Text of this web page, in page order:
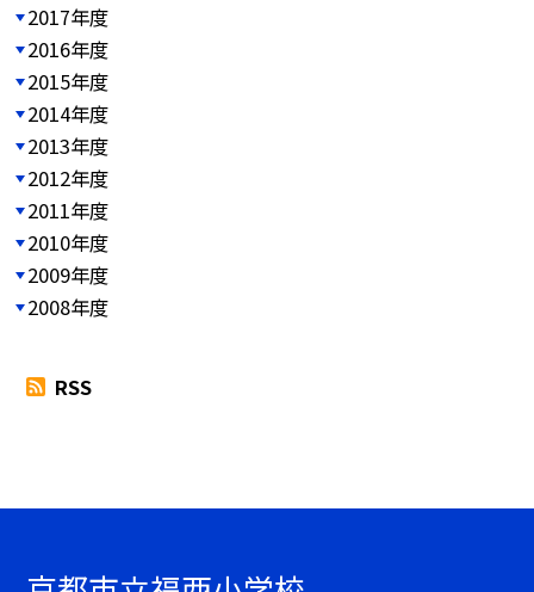
2017年度
2016年度
2015年度
2014年度
2013年度
2012年度
2011年度
2010年度
2009年度
2008年度
RSS